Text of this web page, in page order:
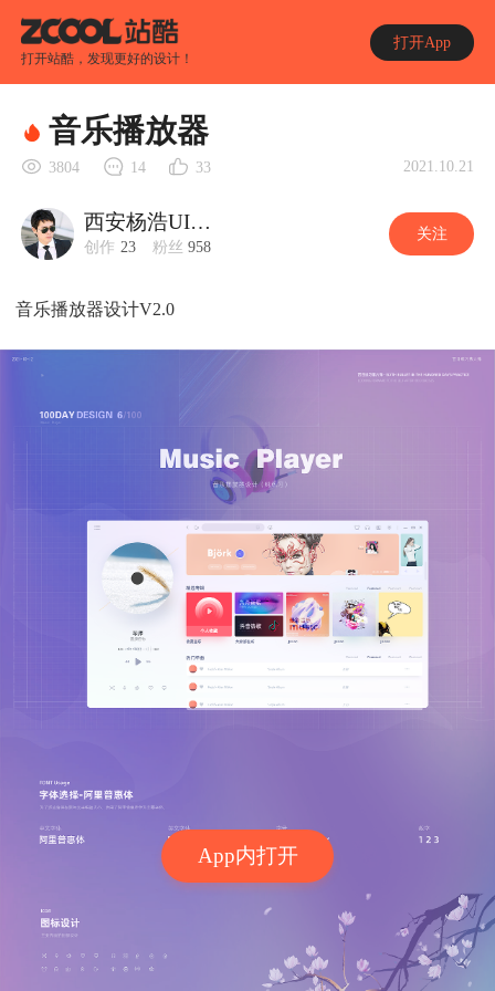
打开站酷，发现更好的设计！
打开App
App内打开
音乐播放器
3804 14 33 2021.10.21
西安杨浩UI设计
创作 23 粉丝 958
关注
音乐播放器设计V2.0